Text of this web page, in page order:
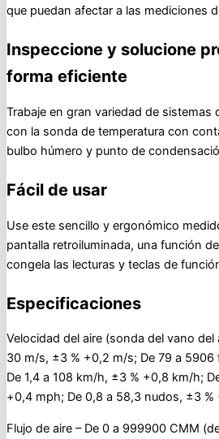
que puedan afectar a las mediciones
Inspeccione y solucione
forma eficiente
Trabaje en gran variedad de sistemas
con la sonda de temperatura con
bulbo húmero y punto de
Fácil de usar
Use este sencillo y ergonómico
pantalla retroiluminada, una función
congela las lecturas y teclas de
Especificaciones
Velocidad del aire (sonda del vano del
30 m/s, ±3 % +0,2 m/s; De 79 a
De 1,4 a 108 km/h, ±3 % +0,8 km/h;
+0,4 mph; De 0,8 a 58,3 nudos, ±3 %
Flujo de aire – De 0 a 999900 CMM